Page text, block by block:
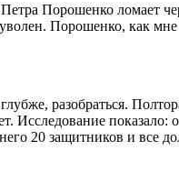
Порошенко ломает
Порошенко, как
разобраться.
Исследование
20 за­щитников и все